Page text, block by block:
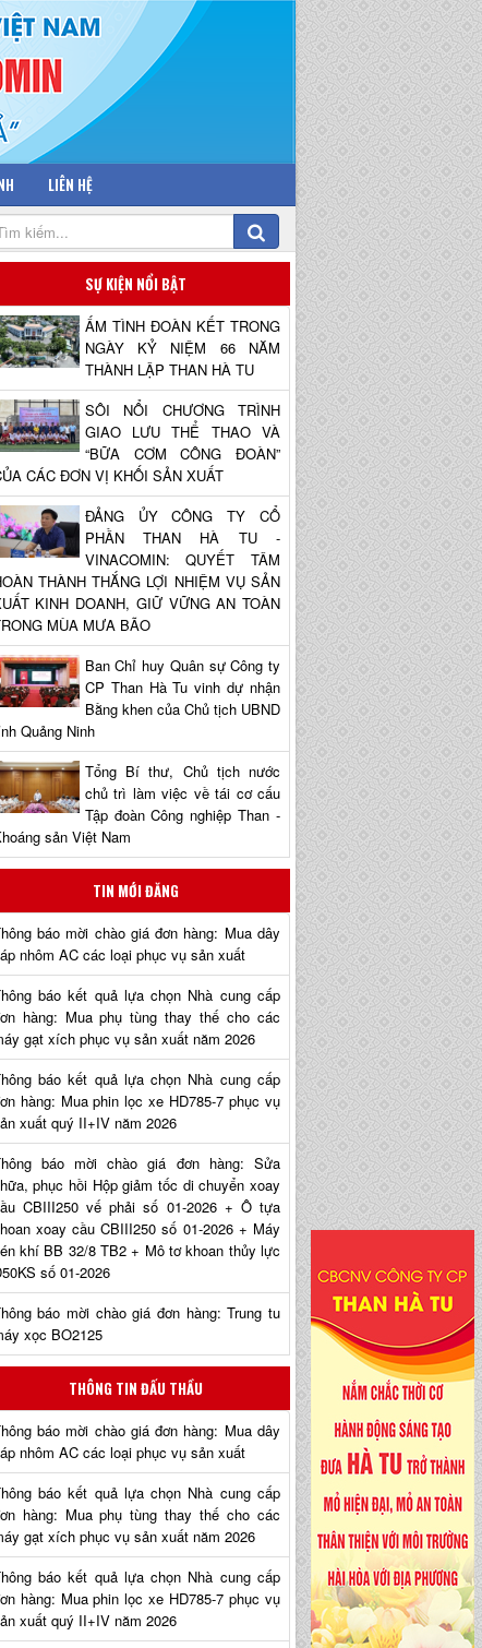
LIÊN HỆ
SỰ KIỆN NỔI BẬT
ẤM TÌNH ĐOÀN KẾT TRONG
NGÀY KỶ NIỆM 66 NĂM
THÀNH LẬP THAN HÀ TU
SÔI NỔI CHƯƠNG TRÌNH
GIAO LƯU THỂ THAO VÀ
“BỮA CƠM CÔNG ĐOÀN”
CÁC ĐƠN VỊ KHỐI SẢN XUẤT
ĐẢNG ỦY CÔNG TY CỔ
PHẦN THAN HÀ TU -
VINACOMIN: QUYẾT TÂM
THÀNH THẮNG LỢI NHIỆM VỤ SẢN
KINH DOANH, GIỮ VỮNG AN TOÀN
MÙA MƯA BÃO
Ban Chỉ huy Quân sự Công ty
CP Than Hà Tu vinh dự nhận
Bằng khen của Chủ tịch UBND
Quảng Ninh
Tổng Bí thư, Chủ tịch nước
chủ trì làm việc về tái cơ cấu
Tập đoàn Công nghiệp Than -
sản Việt Nam
TIN MỚI ĐĂNG
báo mời chào giá đơn hàng: Mua dây
nhôm AC các loại phục vụ sản xuất
báo kết quả lựa chọn Nhà cung cấp
hàng: Mua phụ tùng thay thế cho các
gạt xích phục vụ sản xuất năm 2026
báo kết quả lựa chọn Nhà cung cấp
hàng: Mua phin lọc xe HD785-7 phục vụ
xuất quý II+IV năm 2026
báo mời chào giá đơn hàng: Sửa
phục hồi Hộp giảm tốc di chuyển xoay
CBIII250 vế phải số 01-2026 + Ô tựa
xoay cầu CBIII250 số 01-2026 + Máy
khí BB 32/8 TB2 + Mô tơ khoan thủy lực
số 01-2026
báo mời chào giá đơn hàng: Trung tu
xọc BO2125
THÔNG TIN ĐẤU THẦU
báo mời chào giá đơn hàng: Mua dây
nhôm AC các loại phục vụ sản xuất
báo kết quả lựa chọn Nhà cung cấp
hàng: Mua phụ tùng thay thế cho các
gạt xích phục vụ sản xuất năm 2026
báo kết quả lựa chọn Nhà cung cấp
hàng: Mua phin lọc xe HD785-7 phục vụ
xuất quý II+IV năm 2026